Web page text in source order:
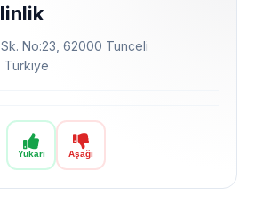
Yukarı Aşağı
Sk. No:23, 62000 Tunceli
Türkiye